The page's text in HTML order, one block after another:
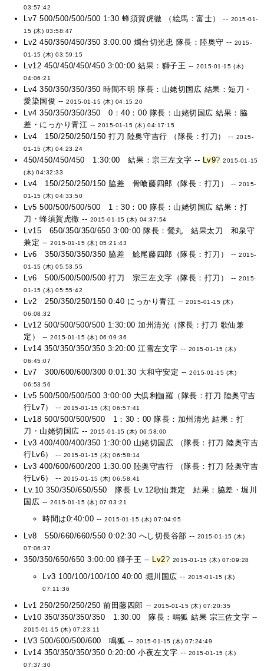
03:57:42
Lv7 500/500/500/500 1:30 蜂須賀虎徹 （絵馬：富士） -- 2015-01-
15 (木) 03:58:47
Lv2 450/350/450/350 3:00:00 燭台切光忠 隊長：陸奥守 -- 2015-
01-15 (木) 03:59:15
Lv12 450/450/450/450 3:00:00 結果：獅子王 --2015-01-15 (木)
04:06:21
Lv4 350/350/350/350 時間不明 隊長：山姥切国広 結果：短刀・
愛染国俊 --2015-01-15 (木) 04:15:20
Lv4 350/350/350/350 0：40：00 隊長：山姥切国広 結果：脇
差・にっかり青江 --2015-01-15 (木) 04:17:15
Lv4 150/250/250/150 打刀 陸奥守吉行 （隊長：打刀） -- 2015-
01-15 (木) 04:23:24
450/450/450/450 1:30:00 結果：宗三左文字 -- Lv9? 2015-01-15
(木) 04:32:33
Lv4 150/250/250/150 脇差 骨喰藤四郎（隊長：打刀） --2015-
01-15 (木) 04:33:50
Lv5 500/500/500/500 1：30：00 隊長：山姥切国広 結果：打
刀・蜂須賀虎徹 -- 2015-01-15 (木) 04:37:54
Lv15 650/350/350/650 3:00:00 隊長：鶯丸 結果太刀 和泉守
兼定 --2015-01-15 (木) 05:21:43
Lv6 350/350/350/350 脇差 鯰尾藤四郎（隊長：打刀） --2015-
01-15 (木) 05:53:55
Lv6 500/500/500/500 打刀 宗三左文字（隊長：打刀） --2015-
01-15 (木) 05:55:42
Lv2 250/350/250/150 0:40 にっかり青江 --2015-01-15 (木)
06:08:32
Lv12 500/500/500/500 1:30:00 加州清光（隊長：打刀 歌仙兼
定） --2015-01-15 (木) 06:09:36
Lv14 350/350/350/350 3:20:00 江雪左文字 -- 2015-01-15 (木)
06:45:07
Lv7 300/600/600/300 0:01:30 大和守安定 --2015-01-15 (木)
06:53:56
Lv5 500/500/500/500 3:00:00 大倶利伽羅（隊長：打刀 陸奥守吉
行Lv7） -- 2015-01-15 (木) 06:57:41
Lv18 500/500/500/500 1：30：00 隊長：加州清光 結果：打
刀・山姥切国広 -- 2015-01-15 (木) 06:58:00
Lv3 400/400/400/350 1:30:00 山姥切国広 （隊長：打刀 陸奥守吉
行Lv6） -- 2015-01-15 (木) 06:58:14
Lv3 400/600/600/200 1:30:00 陸奥守吉行 （隊長：打刀 陸奥守吉
行Lv6） -- 2015-01-15 (木) 06:58:41
Lv.10 350/350/650/550 隊長 Lv.12歌仙兼定 結果：脇差・堀川
国広 --2015-01-15 (木) 07:03:21
時間は0:40:00 --2015-01-15 (木) 07:04:05
Lv8 550/660/660/550 0:02:30 へし切長谷部 -- 2015-01-15 (木)
07:06:37
350/350/650/650 3:00:00 獅子王 -- Lv2? 2015-01-15 (木) 07:09:28
Lv3 100/100/100/100 40:00 堀川国広 -- 2015-01-15 (木)
07:11:36
Lv1 250/250/250/250 前田藤四郎 --2015-01-15 (木) 07:20:35
Lv10 350/350/350/350 1:30:00 隊長：鳴狐 結果 宗三佐文字 --
2015-01-15 (木) 07:23:11
LV3 500/600/500/600 鳴狐 -- 2015-01-15 (木) 07:24:49
Lv14 350/350/350/350 0:20:00 小夜左文字 -- 2015-01-15 (木)
07:37:30